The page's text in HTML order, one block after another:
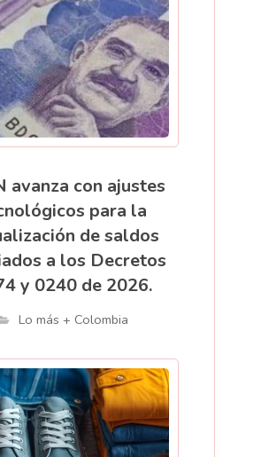
avanza con ajustes
para la
de saldos
a los Decretos
y 0240 de 2026.
Lo más + Colombia